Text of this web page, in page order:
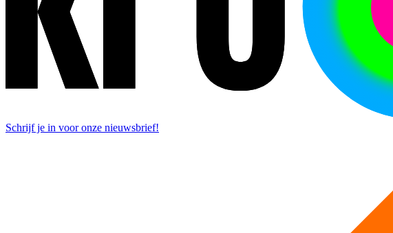
Schrijf je in voor onze nieuwsbrief!